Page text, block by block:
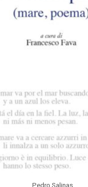
Pedro Salinas